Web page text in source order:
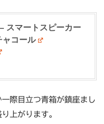
スマートスピーカー
コール
際目立つ青箱が鎮座まし
上がります。